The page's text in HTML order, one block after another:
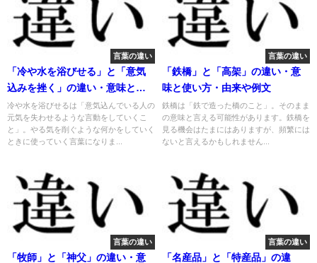
言葉の違い
「冷や水を浴びせる」と「意気
込みを挫く」の違い・意味と使
い方・由来や例文
冷や水を浴びせるは「意気込んでいる人の
元気を失わせるような言動をしていくこ
と」。やる気を削ぐような何かをしていく
ときに使っていく言葉になりま...
言葉の違い
「鉄橋」と「高架」の違い・意
味と使い方・由来や例文
鉄橋は「鉄で造った橋のこと」。そのまま
の意味と言える可能性があります。鉄橋を
見る機会はたまにはありますが、頻繁には
ないと言えるかもしれません...
言葉の違い
「牧師」と「神父」の違い・意
言葉の違い
「名産品」と「特産品」の違